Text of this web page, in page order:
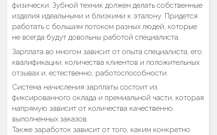
физически. Зубной техник должен делать собственные
изделия идеальными и близкими к эталону. Придется
работать с большим потоком разных людей, которые
не всегда будут довольны работой специалиста.
Зарплата во многом зависит от опыта специалиста, его
квалификации, количества клиентов и положительных
отзывах и, естественно, работоспособности.
Система начисления зарплаты состоит из
фиксированного оклада и премиальной части, которая
напрямую зависит от количества качественно
выполненных заказов.
Также заработок зависит от того, каким конкретно